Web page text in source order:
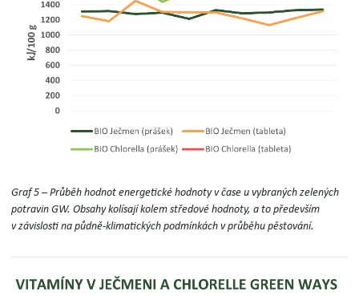
Graf 5 – Průběh hodnot energetické hodnoty v čase u vybraných zelených
potravin GW.Obsahy kolísají kolem středové hodnoty, a to především
v závislosti na půdně-klimatických podmínkách v průběhu pěstování.